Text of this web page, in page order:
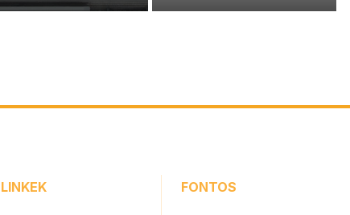
LINKEK FONTOS